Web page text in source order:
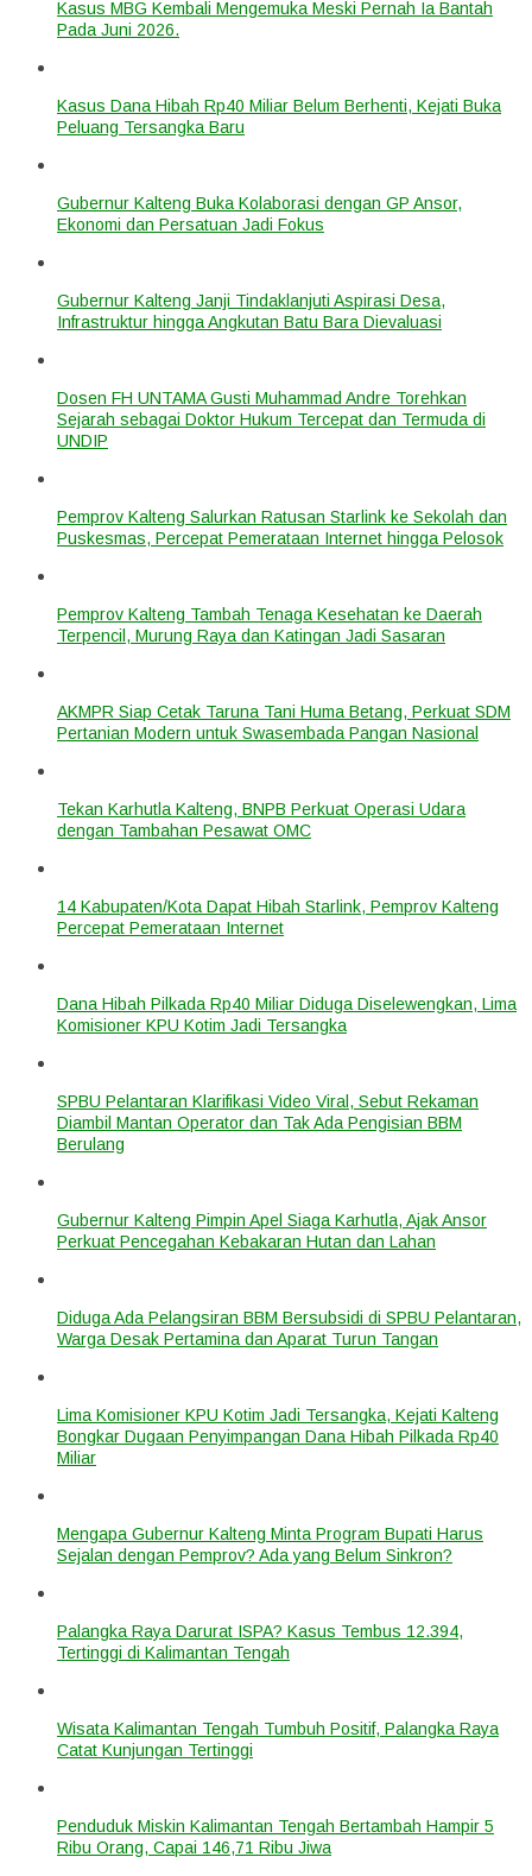
Kasus MBG Kembali Mengemuka Meski Pernah Ia Bantah
Pada Juni 2026.
Kasus Dana Hibah Rp40 Miliar Belum Berhenti, Kejati Buka
Peluang Tersangka Baru
Gubernur Kalteng Buka Kolaborasi dengan GP Ansor,
Ekonomi dan Persatuan Jadi Fokus
Gubernur Kalteng Janji Tindaklanjuti Aspirasi Desa,
Infrastruktur hingga Angkutan Batu Bara Dievaluasi
Dosen FH UNTAMA Gusti Muhammad Andre Torehkan
Sejarah sebagai Doktor Hukum Tercepat dan Termuda di
UNDIP
Pemprov Kalteng Salurkan Ratusan Starlink ke Sekolah dan
Puskesmas, Percepat Pemerataan Internet hingga Pelosok
Pemprov Kalteng Tambah Tenaga Kesehatan ke Daerah
Terpencil, Murung Raya dan Katingan Jadi Sasaran
AKMPR Siap Cetak Taruna Tani Huma Betang, Perkuat SDM
Pertanian Modern untuk Swasembada Pangan Nasional
Tekan Karhutla Kalteng, BNPB Perkuat Operasi Udara
dengan Tambahan Pesawat OMC
14 Kabupaten/Kota Dapat Hibah Starlink, Pemprov Kalteng
Percepat Pemerataan Internet
Dana Hibah Pilkada Rp40 Miliar Diduga Diselewengkan, Lima
Komisioner KPU Kotim Jadi Tersangka
SPBU Pelantaran Klarifikasi Video Viral, Sebut Rekaman
Diambil Mantan Operator dan Tak Ada Pengisian BBM
Berulang
Gubernur Kalteng Pimpin Apel Siaga Karhutla, Ajak Ansor
Perkuat Pencegahan Kebakaran Hutan dan Lahan
Diduga Ada Pelangsiran BBM Bersubsidi di SPBU Pelantaran,
Warga Desak Pertamina dan Aparat Turun Tangan
Lima Komisioner KPU Kotim Jadi Tersangka, Kejati Kalteng
Bongkar Dugaan Penyimpangan Dana Hibah Pilkada Rp40
Miliar
Mengapa Gubernur Kalteng Minta Program Bupati Harus
Sejalan dengan Pemprov? Ada yang Belum Sinkron?
Palangka Raya Darurat ISPA? Kasus Tembus 12.394,
Tertinggi di Kalimantan Tengah
Wisata Kalimantan Tengah Tumbuh Positif, Palangka Raya
Catat Kunjungan Tertinggi
Penduduk Miskin Kalimantan Tengah Bertambah Hampir 5
Ribu Orang, Capai 146,71 Ribu Jiwa